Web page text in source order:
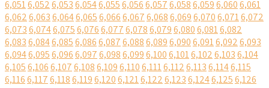
6,0516,0526,0536,0546,0556,0566,0576,0586,0596,0606,061
6,0626,0636,0646,0656,0666,0676,0686,0696,0706,0716,072
6,0736,0746,0756,0766,0776,0786,0796,0806,0816,082
6,0836,0846,0856,0866,0876,0886,0896,0906,0916,0926,093
6,0946,0956,0966,0976,0986,0996,1006,1016,1026,1036,104
6,1056,1066,1076,1086,1096,1106,1116,1126,1136,1146,115
6,1166,1176,1186,1196,1206,1216,1226,1236,1246,1256,126